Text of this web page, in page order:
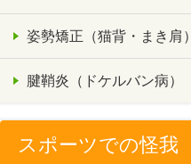
姿勢矯正（猫背・まき肩）
腱鞘炎（ドケルバン病）
スポーツでの怪我